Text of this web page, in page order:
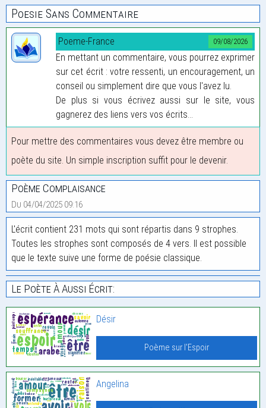
Poesie Sans Commentaire
09/08/2026
Poeme-France
En mettant un commentaire, vous pourrez exprimer
sur cet écrit : votre ressenti, un encouragement, un
conseil ou simplement dire que vous l'avez lu.
De plus si vous écrivez aussi sur le site, vous
gagnerez des liens vers vos écrits...
Pour mettre des commentaires vous devez être membre ou
poète du site. Un simple inscription suffit pour le devenir.
Poème Complaisance
Du 04/04/2025 09:16
L'écrit contient 231 mots qui sont répartis dans 9 strophes.
Toutes les strophes sont composés de 4 vers. Il est possible
que le texte suive une forme de poésie classique.
Le Poète À Aussi Écrit:
Désir
Poème sur l'Espoir
Angelina